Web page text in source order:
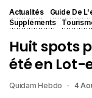
Actualités Guide De
Suppléments
Huit spots
été en
Quidam Hebdo 4